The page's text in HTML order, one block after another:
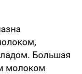
Большая
молоком